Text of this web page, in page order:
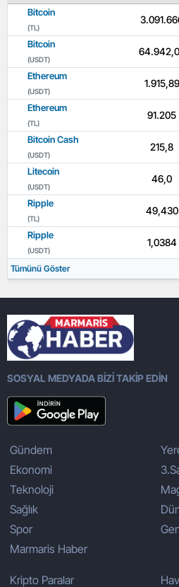
Bitcoin
(TL)
Bitcoin
(USDT)
Ethereum
(USDT)
1.915,89
Ethereum
(TL)
91.205
Bitcoin Cash
(USDT)
215,8
Litecoin
(USDT)
46,0
Ripple
(TL)
49,430
Ripple
(USDT)
1,0384
Tümünü Göster
SOSYAL MEDYADA BİZİ TAKİP EDİN
Gündem
Ekonomi
Teknoloji
Sağlık
Spor
Marmaris Haber
Kripto Paralar